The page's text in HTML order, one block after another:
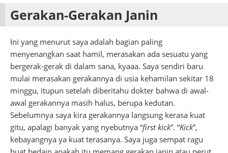
Gerakan-Gerakan Janin
Ini yang menurut saya adalah bagian paling
menyenangkan saat hamil, merasakan ada sesuatu yang
bergerak-gerak di dalam sana, kyaaa. Saya sendiri baru
mulai merasakan gerakannya di usia kehamilan sekitar 18
minggu, itupun setelah diberitahu dokter bahwa di awal-
awal gerakannya masih halus, berupa kedutan.
Sebelumnya saya kira gerakannya langsung kerasa kuat
gitu, apalagi banyak yang nyebutnya “first kick”. “Kick”,
kebayangnya ya kuat terasanya. Saya juga sempat ragu